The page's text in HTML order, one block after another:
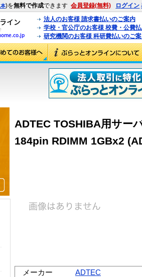
本)を無料で作成できます 会員登録(無料) ログイン
法人のお客様 請求書払いのご案内
学校・官公庁のお客様 校費・公費
研究機関のお客様 科研費払いのご
ADTEC TOSHIBA用サー
184pin RDIMM 1GBx2
メーカー
ADTEC